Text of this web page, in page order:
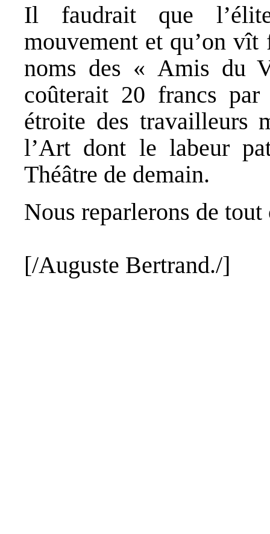
Il faudrait que
mouvement et qu’on
noms des « Amis du
coûterait 20 francs
étroite des travailleurs
l’Art dont le labeur
Théâtre de demain.
Nous reparlerons de tout
[/Auguste Bertrand./]